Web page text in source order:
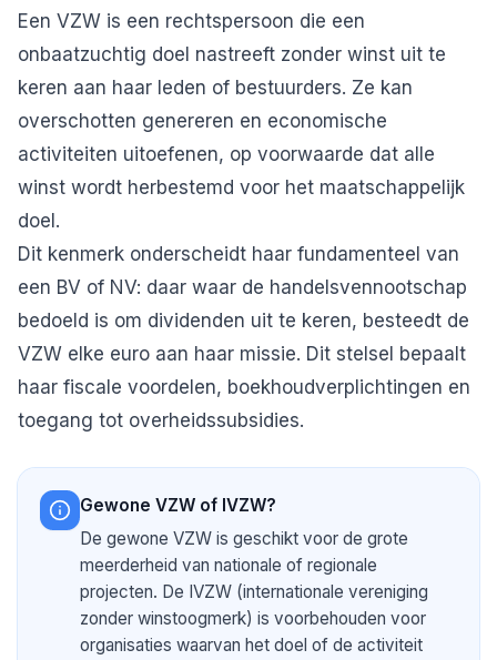
Een VZW is een rechtspersoon die een
onbaatzuchtig doel nastreeft zonder winst uit te
keren aan haar leden of bestuurders. Ze kan
overschotten genereren en economische
activiteiten uitoefenen, op voorwaarde dat alle
winst wordt herbestemd voor het maatschappelijk
doel.
Dit kenmerk onderscheidt haar fundamenteel van
een BV of NV: daar waar de handelsvennootschap
bedoeld is om dividenden uit te keren, besteedt de
VZW elke euro aan haar missie. Dit stelsel bepaalt
haar fiscale voordelen, boekhoudverplichtingen en
toegang tot overheidssubsidies.
Gewone VZW of IVZW?
De gewone VZW is geschikt voor de grote
meerderheid van nationale of regionale
projecten. De IVZW (internationale vereniging
zonder winstoogmerk) is voorbehouden voor
organisaties waarvan het doel of de activiteit